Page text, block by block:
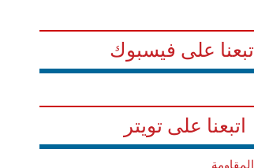
اتبعنا على فيسبوك
اتبعنا على تويتر